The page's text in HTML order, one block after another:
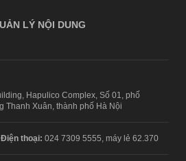
LÝ NỘI DUNG
Hapulico Complex, Số 01, phố
Thanh Xuân, thành phố Hà Nội
Điện thoại: 024 7309 5555, máy lẻ 62.370